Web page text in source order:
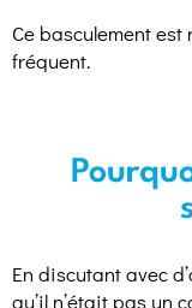
Ce basculement
fréquent.
En discutant avec
qu’il n’était pas un